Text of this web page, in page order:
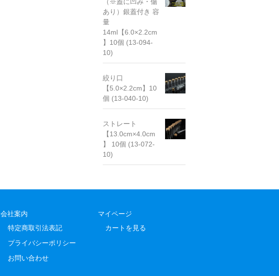
あり）銀蓋付き 容
量
14ml【6.0×2.2cm
】10個 (13-094-
10)
絞り口
【5.0×2.2cm】10
個 (13-040-10)
ストレート
【13.0cm×4.0cm
】 10個 (13-072-
10)
会社案内
特定商取引法表記
プライバシーポリシー
お問い合わせ
マイページ
カートを見る